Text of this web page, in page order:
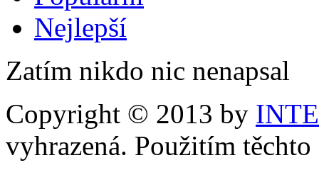
Nejlepší
Zatím nikdo nic nenapsal
Copyright © 2013 by
vyhrazená. Použitím